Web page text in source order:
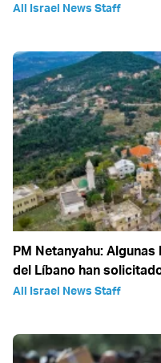
All Israel News Staff
PM Netanyahu:
del Líbano han
All Israel News Staff